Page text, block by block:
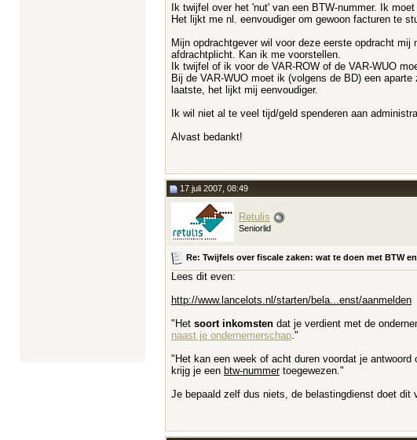
Ik twijfel over het 'nut' van een BTW-nummer. Ik
Het lijkt me nl. eenvoudiger om gewoon facturen te
Mijn opdrachtgever wil voor deze eerste opdracht
afdrachtplicht. Kan ik me voorstellen.
Ik twijfel of ik voor de VAR-ROW of de VAR-WUO
Bij de VAR-WUO moet ik (volgens de BD) een
laatste, het lijkt mij eenvoudiger.
Ik wil niet al te veel tijd/geld spenderen aan
Alvast bedankt!
17 juli 2007, 08:49
Retulis
Seniorlid
Re: Twijfels over fiscale zaken: wat te doen met BTW en
Lees dit even:
http://www.lancelots.nl/starten/bela...enst/aanmelden
"Het soort inkomsten dat je verdient met de
naast je ondernemerschap ."
"Het kan een week of acht duren voordat je
krijg je een btw-nummertoegewezen."
Je bepaald zelf dus niets, de belastingdienst doet dit